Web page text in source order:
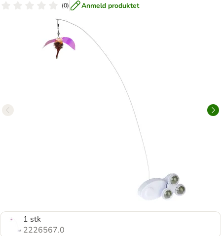
(0) Anmeld produktet
1 stk
2226567.0